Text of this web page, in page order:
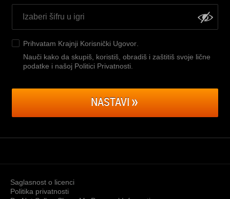
Prihvatam Krajnji Korisnički Ugovor
Nauči kako da skupiš, koristiš, obradiš i zaštitiš svoje lične
podatke i našoj Politici Privatnosti
NASTAVI
Saglasnost o licenci
Politika privatnosti